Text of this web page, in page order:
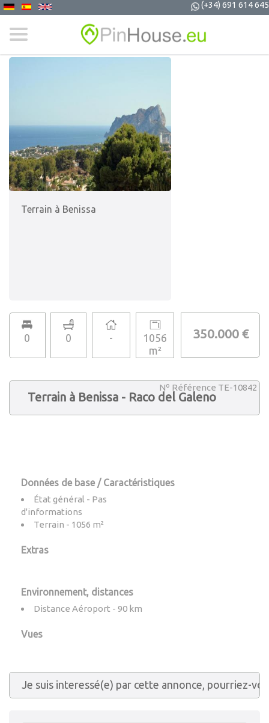
(+34) 691 614 645
Terrain à Benissa
0 0 -
1056
m²
350.000 €
Nº Référence TE-10842
Terrain à Benissa - Raco del Galeno
Données de base / Caractéristiques
État général - Pas
d'informations
Terrain - 1056 m²
Extras
Environnement, distances
Distance Aéroport - 90 km
Vues